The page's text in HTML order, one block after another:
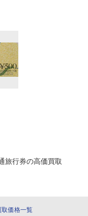
旅行券の高価買取
取価格一覧